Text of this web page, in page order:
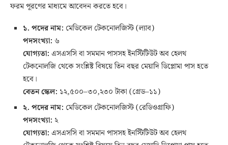
ফরম পূরণের মাধ্যমে আবেদন করতে হবে।
১. পদের নাম: মেডিকেল টেকনোলজিস্ট (ল্যাব)
পদসংখ্যা: ৬
যোগ্যতা: এসএসসি বা সমমান পাসসহ ইনস্টিটিউট অব হেলথ
টেকনোলজি থেকে সংশ্লিষ্ট বিষয়ে তিন বছর মেয়াদি ডিপ্লোমা পাস হতে
হবে।
বেতন স্কেল: ১২,৫০০–৩০,২৩০ টাকা (গ্রেড–১১)
২. পদের নাম: মেডিকেল টেকনোলজিস্ট (রেডিওগ্রাফি)
পদসংখ্যা: ২
যোগ্যতা: এসএসসি বা সমমান পাসসহ ইনস্টিটিউট অব হেলথ